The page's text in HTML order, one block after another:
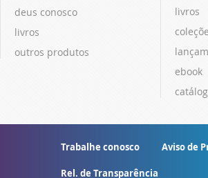
deus conosco
livros
outros produtos
livros
ebook
Trabalhe conosco Aviso de
Rel. de Transparência